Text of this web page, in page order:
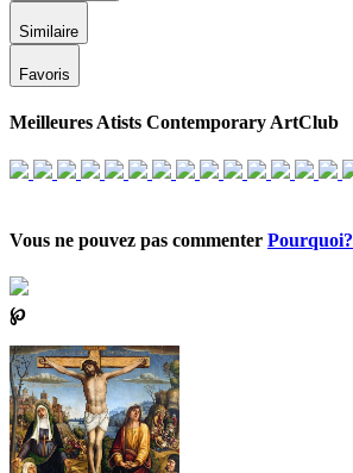
Similaire
Favoris
Meilleures Atists Contemporary ArtClub
Vous ne pouvez pas commenter Pourquoi?
℘